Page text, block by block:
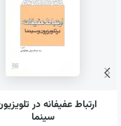
ارتباط عفیفانه در
سینما